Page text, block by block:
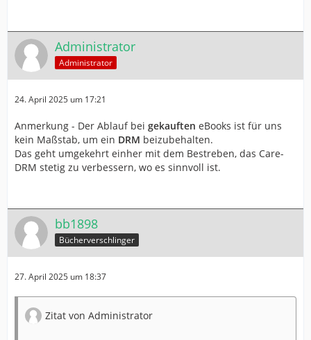
Administrator
Administrator
24. April 2025 um 17:21
Anmerkung - Der Ablauf bei gekauften eBooks ist für uns
kein Maßstab, um ein DRM beizubehalten.
Das geht umgekehrt einher mit dem Bestreben, das Care-
DRM stetig zu verbessern, wo es sinnvoll ist.
bb1898
Bücherverschlinger
27. April 2025 um 18:37
Zitat von Administrator